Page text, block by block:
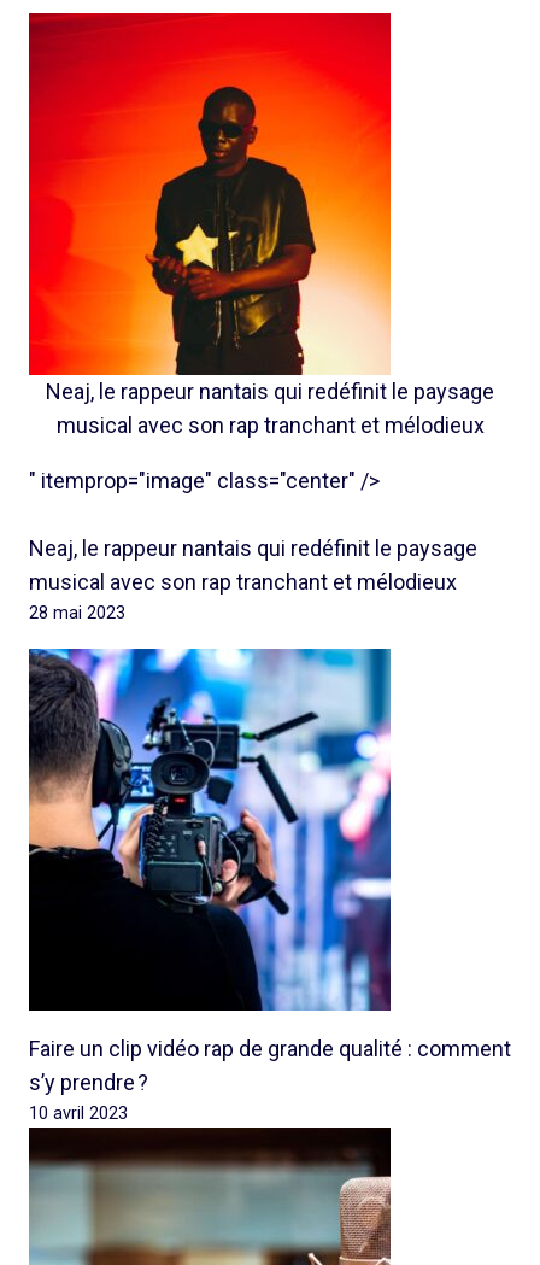
Neaj, le rappeur nantais qui redéfinit le paysage
musical avec son rap tranchant et mélodieux
" itemprop="image" class="center" />
Neaj, le rappeur nantais qui redéfinit le paysage
musical avec son rap tranchant et mélodieux
28 mai 2023
Faire un clip vidéo rap de grande qualité : comment
s’y prendre ?
10 avril 2023